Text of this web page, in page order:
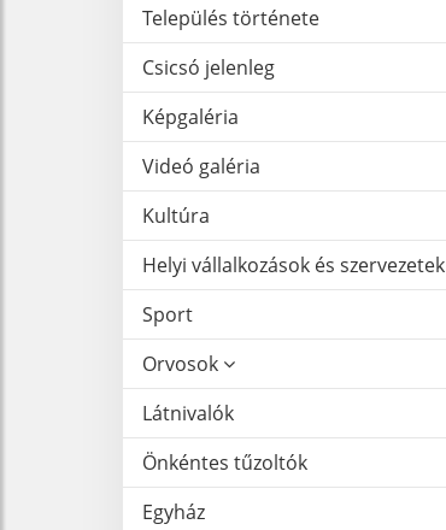
Település története
Csicsó jelenleg
Képgaléria
Videó galéria
Kultúra
Helyi vállalkozások és szervezetek
Sport
Orvosok
Látnivalók
Önkéntes tűzoltók
Egyház